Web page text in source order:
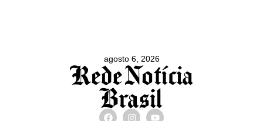
agosto 6, 2026